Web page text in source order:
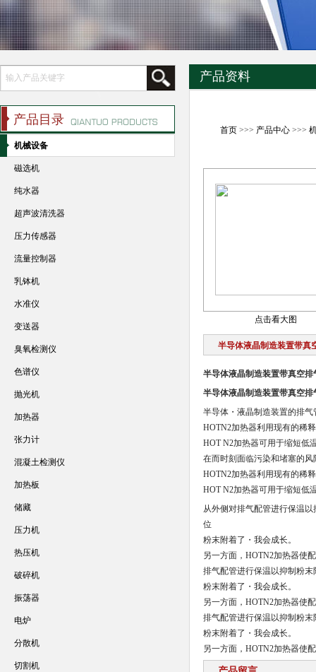
产品资料
首页>>> 产品中心>>>
点击看大图
半导体液晶制造装置带真
半导体液晶制造装置带真空排
半导体液晶制造装置带真空排
半导体・液晶制造装置的排
HOTN2加热器利用现有的稀
HOT N2加热器可用于缩短低
在而时刻面临污染和堵塞的风
HOTN2加热器利用现有的稀
HOT N2加热器可用于缩短低
从外侧对排气配管进行保温
位
粉末附着了・我会成长。
另一方面，HOTN2加热器使
排气配管进行保温以抑制粉
粉末附着了・我会成长。
另一方面，HOTN2加热器使
排气配管进行保温以抑制粉
粉末附着了・我会成长。
另一方面，HOTN2加热器使
产品目录
机械设备
磁选机
纯水器
超声波清洗器
压力传感器
流量控制器
乳钵机
水准仪
变送器
臭氧检测仪
色谱仪
抛光机
加热器
张力计
混凝土检测仪
加热板
储藏
压力机
热压机
破碎机
振荡器
电炉
分散机
切割机